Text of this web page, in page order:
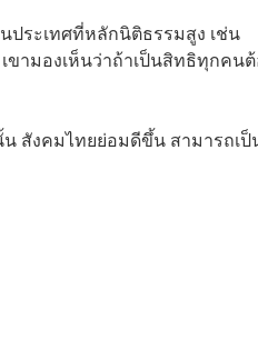
ประเทศที่หลักนิติธรรมสูง เช่น
ขามองเห็นว่าถ้าเป็นสิทธิทุกคน
สังคมไทยย่อมดีขึ้น สามารถเป็